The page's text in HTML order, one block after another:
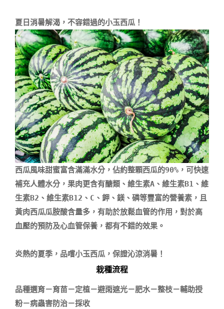
夏日消暑解渴，不容錯過的小玉西瓜！
西瓜風味甜蜜富含滿滿水分，佔約整顆西瓜的90%，可快速
補充人體水分，果肉更含有醣類、維生素A、維生素B1、維
生素B2、維生素B12、C、鉀、鎂、磷等豐富的營養素，且
黃肉西瓜瓜胺酸含量多，有助於放鬆血管的作用，對於高
血壓的預防及心血管保養，都有不錯的效果。
炎熱的夏季，品嚐小玉西瓜，保證沁涼消暑！
栽種流程
品種選育－育苗－定植－避雨遮光－肥水－整枝－輔助授
粉－病蟲害防治－採收